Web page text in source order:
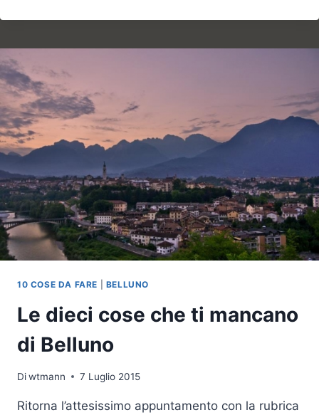
ITALIANO
APEROL
PIAVE
BEACH
10 COSE DA FARE BELLUNO
Le dieci cose che ti mancano
di Belluno
Diwtmann 7 Luglio 2015
Ritorna l’attesissimo appuntamento con la rubrica